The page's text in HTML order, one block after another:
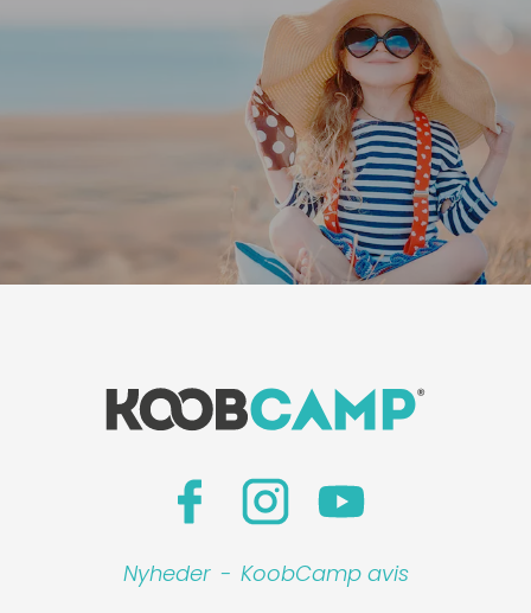
Leaflet |©Koobcamp S.r.l.
Nyheder - KoobCamp avis